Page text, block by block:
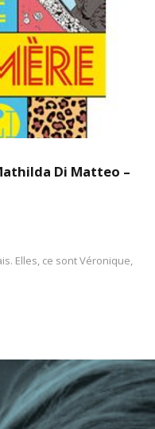
Di Matteo –
Elles, ce sont Véronique,